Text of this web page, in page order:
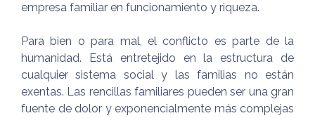
empresa familiar en funcionamiento y riqueza.
Para bien o para mal, el conflicto es parte de la
humanidad. Está entretejido en la estructura de
cualquier sistema social y las familias no están
exentas. Las rencillas familiares pueden ser una gran
fuente de dolor y exponencialmente más complejas